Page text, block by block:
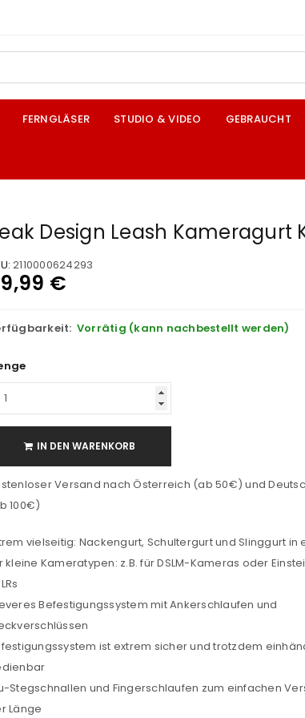
FERNGLÄSER STUDIO & VIDEO GEBRAUCHT
Design Leash Kameragurt
2110000624293
€
Vorrätig (kann nachbestellt werden)
IN DEN WARENKORB
Versand nach Österreich (ab 50€) und
100€)
vielseitig: Nackengurt, Schultergurt und Slinggurt in
kleine Kameratypen: z.B. für DSLM-Kameras oder
Befestigungssystem mit Ankerschlaufen und
ist extrem sicher und trotzdem
Stegschnallen und Fingerschlaufen zum einfachen
Länge